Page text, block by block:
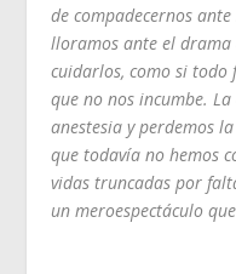
de compadecernos
lloramos ante el drama
cuidarlos, como si
que no nos incumbe.
anestesia y perdemos
que todavía no hemos
vidas truncadas por
un meroespectáculo